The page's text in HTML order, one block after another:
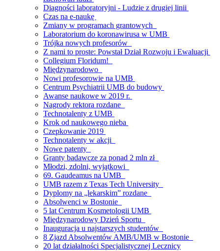
Diagności laboratoryjni - Ludzie z drugiej linii
Czas na e-naukę
Zmiany w programach grantowych
Laboratorium do koronawirusa w UMB
Trójka nowych profesorów
Z nami to proste: Powstał Dział Rozwoju i Ewaluacji
Collegium Floridum!
Międzynarodowo
Nowi profesorowie na UMB
Centrum Psychiatrii UMB do budowy
Awanse naukowe w 2019 r.
Nagrody rektora rozdane
Technotalenty z UMB
Krok od naukowego nieba
Czepkowanie 2019
Technotalenty w akcji
Nowe patenty
Granty badawcze za ponad 2 mln zł
Młodzi, zdolni, wyjątkowi
69. Gaudeamus na UMB
UMB razem z Texas Tech University
Dyplomy na „lekarskim” rozdane
Absolwenci w Bostonie
5 lat Centrum Kosmetologii UMB
Międzynarodowy Dzień Sportu
Inauguracja u najstarszych studentów
8 Zjazd Absolwentów AMB/UMB w Bostonie
20 lat działalności Specjalistycznej Lecznicy